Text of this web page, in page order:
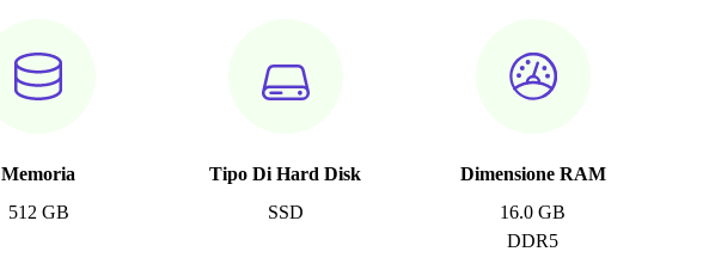
Memoria
512 GB
Tipo Di Hard Disk
SSD
Dimensione RAM
16.0 GB
DDR5